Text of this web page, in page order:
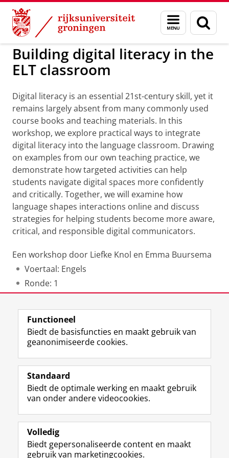
Skip
Content
Skip
Navigation
Menu
en
zoeken
GMW Dag van Taal, Kunsten en Cultuur
Building digital literacy in the
ELT classroom
Digital literacy is an essential 21st-century skill, yet it
remains largely absent from many commonly used
course books and teaching materials. In this
workshop, we explore practical ways to integrate
digital literacy into the language classroom. Drawing
on examples from our own teaching practice, we
demonstrate how targeted activities can help
students navigate digital spaces more confidently
and critically. Together, we will examine how
language shapes interactions online and discuss
strategies for helping students become more aware,
critical, and responsible digital communicators.
Een workshop door Liefke Knol en Emma Buursema
Voertaal: Engels
Ronde: 1
Laatst gewijzigd: 17 november 2025 15:47
Volg de RUG
F
a
e
b
o
p
a
L
i
k
e
I
-
p
R
S
-
f
e
R
I
n
t
r
m
Y
o
T
e
k
Studiekiezers
Alumni
Over ons
Functioneel
Biedt de basisfuncties en maakt gebruik van
geanonimiseerde cookies.
Standaard
Biedt de optimale werking en maakt gebruik
van onder andere videocookies.
Volledig
Biedt gepersonaliseerde content en maakt
gebruik van marketingcookies.